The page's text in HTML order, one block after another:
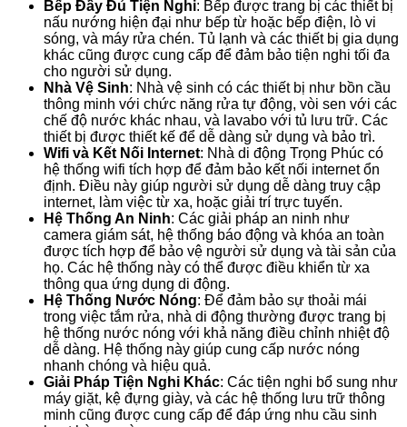
Bếp Đầy Đủ Tiện Nghi: Bếp được trang bị các thiết bị
nấu nướng hiện đại như bếp từ hoặc bếp điện, lò vi
sóng, và máy rửa chén. Tủ lạnh và các thiết bị gia dụng
khác cũng được cung cấp để đảm bảo tiện nghi tối đa
cho người sử dụng.
Nhà Vệ Sinh: Nhà vệ sinh có các thiết bị như bồn cầu
thông minh với chức năng rửa tự động, vòi sen với các
chế độ nước khác nhau, và lavabo với tủ lưu trữ. Các
thiết bị được thiết kế để dễ dàng sử dụng và bảo trì.
Wifi và Kết Nối Internet: Nhà di động Trọng Phúc có
hệ thống wifi tích hợp để đảm bảo kết nối internet ổn
định. Điều này giúp người sử dụng dễ dàng truy cập
internet, làm việc từ xa, hoặc giải trí trực tuyến.
Hệ Thống An Ninh: Các giải pháp an ninh như
camera giám sát, hệ thống báo động và khóa an toàn
được tích hợp để bảo vệ người sử dụng và tài sản của
họ. Các hệ thống này có thể được điều khiển từ xa
thông qua ứng dụng di động.
Hệ Thống Nước Nóng: Để đảm bảo sự thoải mái
trong việc tắm rửa, nhà di động thường được trang bị
hệ thống nước nóng với khả năng điều chỉnh nhiệt độ
dễ dàng. Hệ thống này giúp cung cấp nước nóng
nhanh chóng và hiệu quả.
Giải Pháp Tiện Nghi Khác: Các tiện nghi bổ sung như
máy giặt, kệ đựng giày, và các hệ thống lưu trữ thông
minh cũng được cung cấp để đáp ứng nhu cầu sinh